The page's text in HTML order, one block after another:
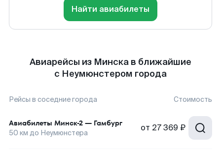
Найти авиабилеты
Авиарейсы из Минска в ближайшие
с Неумюнстером города
Рейсы в соседние города Стоимость
Авиабилеты Минск-2 — Гамбург
50 км до Неумюнстера от 27 369 ₽